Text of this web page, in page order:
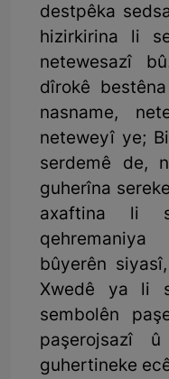
destpêka
hizirkirina li
netewesazî
dîrokê
nasname,
neteweyî ye;
serdemê de,
guherîna
axaftina li
bûyerên
Xwedê ya li
sembolên
paşerojsazî
guhertineke